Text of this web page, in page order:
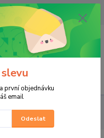
0,00 CZK
SKÚTROVÉ
šedá
první objednávku
email
Odeslat